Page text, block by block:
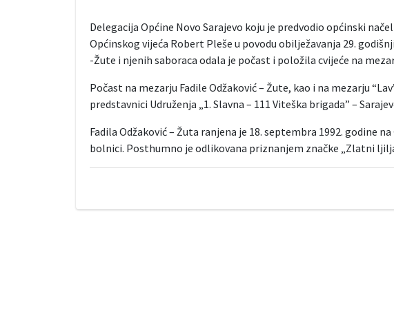
Delegacija Općine Novo Sarajevo koju je predvodio općinski
Općinskog vijeća Robert Pleše u povodu obilježavanja 29.
-Žute i njenih saboraca odala je počast i položila cvijeće na
Počast na mezarju Fadile Odžaković – Žute, kao i na mezarju
predstavnici Udruženja „1. Slavna – 111 Viteška brigada” –
Fadila Odžaković – Žuta ranjena je 18. septembra 1992. godine
bolnici. Posthumno je odlikovana priznanjem značke „Zlatni